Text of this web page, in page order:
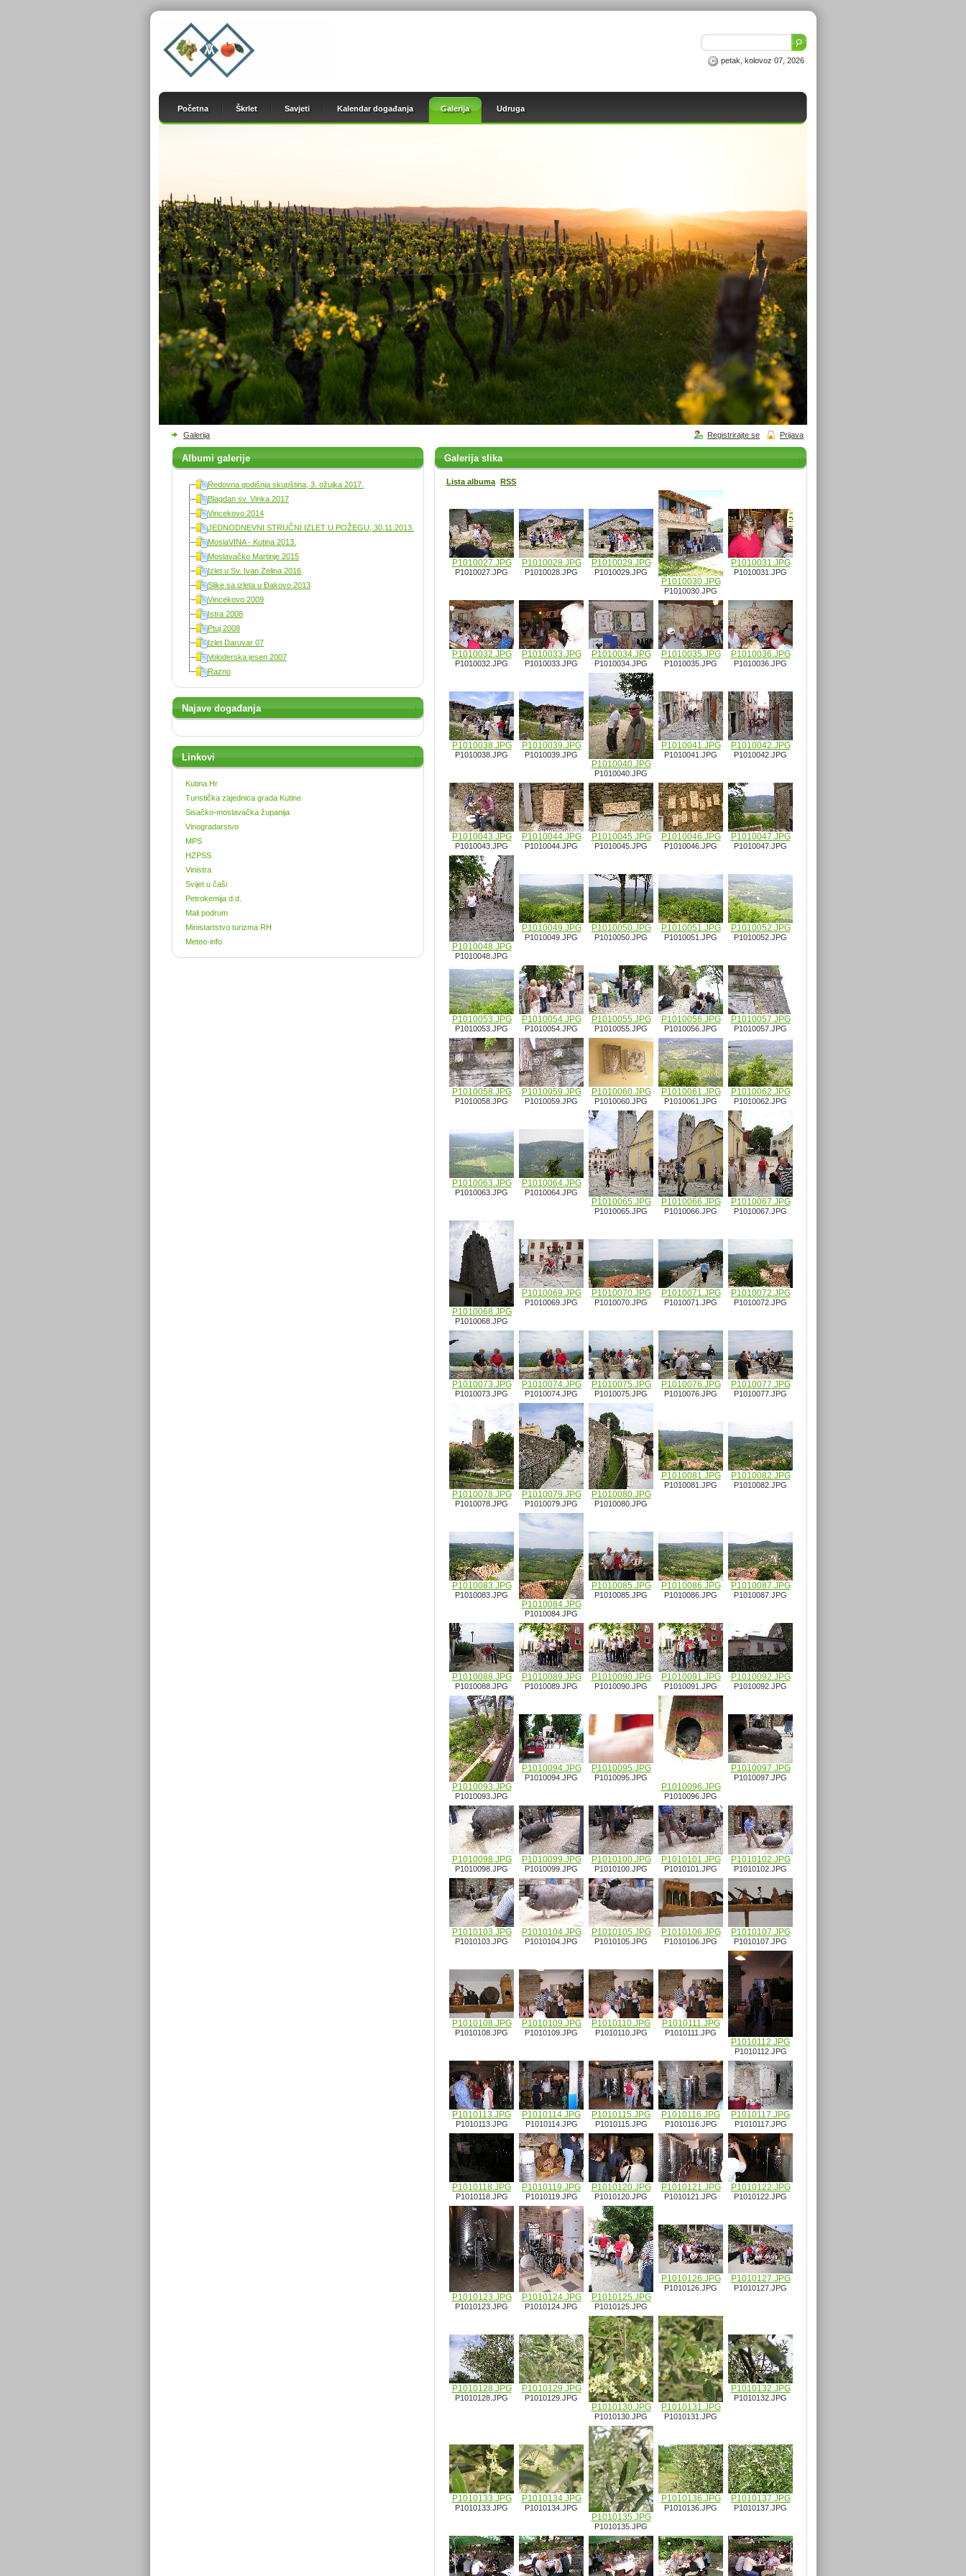
petak, kolovoz 07, 2026
Početna Škrlet Savjeti Kalendar događanja Galerija Udruga
Galerija Prijava
Registrirajte se
Albumi galerije
Redovna godišnja skupština, 3. ožujka 2017.
Blagdan sv. Vinka 2017
Vincekovo 2014
JEDNODNEVNI STRUČNI IZLET U POŽEGU, 30.11.2013.
MoslaVINA - Kutina 2013.
Moslavačko Martinje 2015
Izlet u Sv. Ivan Zelina 2016
Slike sa izleta u Đakovo 2013
Vincekovo 2009
Istra 2008
Ptuj 2008
Izlet Daruvar 07
Voloderska jesen 2007
Razno
Najave događanja
Linkovi
Kutina.Hr
Turistička zajednica grada Kutine
Sisačko-moslavačka županija
Vinogradarstvo
MPS
HZPSS
Vinistra
Svijet u čaši
Petrokemija d.d.
Mali podrum
Ministartstvo turizma RH
Meteo-info
Galerija slika
Lista albuma RSS
P1010027.JPG
P1010027.JPG
P1010028.JPG
P1010028.JPG
P1010029.JPG
P1010029.JPG
P1010030.JPG
P1010030.JPG
P1010031.JPG
P1010031.JPG
P1010032.JPG
P1010032.JPG
P1010033.JPG
P1010033.JPG
P1010034.JPG
P1010034.JPG
P1010035.JPG
P1010035.JPG
P1010036.JPG
P1010036.JPG
P1010038.JPG
P1010038.JPG
P1010039.JPG
P1010039.JPG
P1010040.JPG
P1010040.JPG
P1010041.JPG
P1010041.JPG
P1010042.JPG
P1010042.JPG
P1010043.JPG
P1010043.JPG
P1010044.JPG
P1010044.JPG
P1010045.JPG
P1010045.JPG
P1010046.JPG
P1010046.JPG
P1010047.JPG
P1010047.JPG
P1010048.JPG
P1010048.JPG
P1010049.JPG
P1010049.JPG
P1010050.JPG
P1010050.JPG
P1010051.JPG
P1010051.JPG
P1010052.JPG
P1010052.JPG
P1010053.JPG
P1010053.JPG
P1010054.JPG
P1010054.JPG
P1010055.JPG
P1010055.JPG
P1010056.JPG
P1010056.JPG
P1010057.JPG
P1010057.JPG
P1010058.JPG
P1010058.JPG
P1010059.JPG
P1010059.JPG
P1010060.JPG
P1010060.JPG
P1010061.JPG
P1010061.JPG
P1010062.JPG
P1010062.JPG
P1010063.JPG
P1010063.JPG
P1010064.JPG
P1010064.JPG
P1010065.JPG
P1010065.JPG
P1010066.JPG
P1010066.JPG
P1010067.JPG
P1010067.JPG
P1010068.JPG
P1010068.JPG
P1010069.JPG
P1010069.JPG
P1010070.JPG
P1010070.JPG
P1010071.JPG
P1010071.JPG
P1010072.JPG
P1010072.JPG
P1010073.JPG
P1010073.JPG
P1010074.JPG
P1010074.JPG
P1010075.JPG
P1010075.JPG
P1010076.JPG
P1010076.JPG
P1010077.JPG
P1010077.JPG
P1010078.JPG
P1010078.JPG
P1010079.JPG
P1010079.JPG
P1010080.JPG
P1010080.JPG
P1010081.JPG
P1010081.JPG
P1010082.JPG
P1010082.JPG
P1010083.JPG
P1010083.JPG
P1010084.JPG
P1010084.JPG
P1010085.JPG
P1010085.JPG
P1010086.JPG
P1010086.JPG
P1010087.JPG
P1010087.JPG
P1010088.JPG
P1010088.JPG
P1010089.JPG
P1010089.JPG
P1010090.JPG
P1010090.JPG
P1010091.JPG
P1010091.JPG
P1010092.JPG
P1010092.JPG
P1010093.JPG
P1010093.JPG
P1010094.JPG
P1010094.JPG
P1010095.JPG
P1010095.JPG
P1010096.JPG
P1010096.JPG
P1010097.JPG
P1010097.JPG
P1010098.JPG
P1010098.JPG
P1010099.JPG
P1010099.JPG
P1010100.JPG
P1010100.JPG
P1010101.JPG
P1010101.JPG
P1010102.JPG
P1010102.JPG
P1010103.JPG
P1010103.JPG
P1010104.JPG
P1010104.JPG
P1010105.JPG
P1010105.JPG
P1010106.JPG
P1010106.JPG
P1010107.JPG
P1010107.JPG
P1010108.JPG
P1010108.JPG
P1010109.JPG
P1010109.JPG
P1010110.JPG
P1010110.JPG
P1010111.JPG
P1010111.JPG
P1010112.JPG
P1010112.JPG
P1010113.JPG
P1010113.JPG
P1010114.JPG
P1010114.JPG
P1010115.JPG
P1010115.JPG
P1010116.JPG
P1010116.JPG
P1010117.JPG
P1010117.JPG
P1010118.JPG
P1010118.JPG
P1010119.JPG
P1010119.JPG
P1010120.JPG
P1010120.JPG
P1010121.JPG
P1010121.JPG
P1010122.JPG
P1010122.JPG
P1010123.JPG
P1010123.JPG
P1010124.JPG
P1010124.JPG
P1010125.JPG
P1010125.JPG
P1010126.JPG
P1010126.JPG
P1010127.JPG
P1010127.JPG
P1010128.JPG
P1010128.JPG
P1010129.JPG
P1010129.JPG
P1010130.JPG
P1010130.JPG
P1010131.JPG
P1010131.JPG
P1010132.JPG
P1010132.JPG
P1010133.JPG
P1010133.JPG
P1010134.JPG
P1010134.JPG
P1010135.JPG
P1010135.JPG
P1010136.JPG
P1010136.JPG
P1010137.JPG
P1010137.JPG